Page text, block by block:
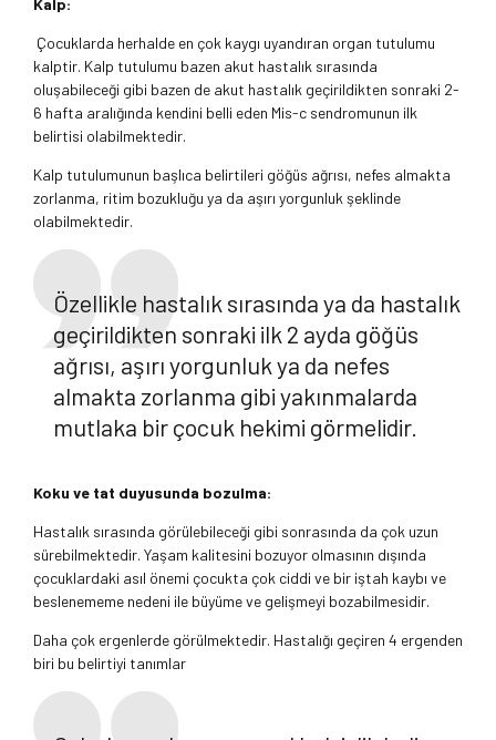
Çocuklarda herhalde en çok kaygı uyandıran organ tutulumu
kalptir. Kalp tutulumu bazen akut hastalık sırasında
oluşabileceği gibi bazen de akut hastalık geçirildikten sonraki 2-
6 hafta aralığında kendini belli eden Mis-c sendromunun ilk
belirtisi olabilmektedir.
Kalp tutulumunun başlıca belirtileri göğüs ağrısı, nefes almakta
zorlanma, ritim bozukluğu ya da aşırı yorgunluk şeklinde
olabilmektedir.
Özellikle hastalık sırasında ya da hastalık
geçirildikten sonraki ilk 2 ayda göğüs
ağrısı, aşırı yorgunluk ya da nefes
almakta zorlanma gibi yakınmalarda
mutlaka bir çocuk hekimi görmelidir.
Koku ve tat duyusunda bozulma:
Hastalık sırasında görülebileceği gibi sonrasında da çok uzun
sürebilmektedir. Yaşam kalitesini bozuyor olmasının dışında
çocuklardaki asıl önemi çocukta çok ciddi ve bir iştah kaybı ve
beslenememe nedeni ile büyüme ve gelişmeyi bozabilmesidir.
Daha çok ergenlerde görülmektedir. Hastalığı geçiren 4 ergenden
biri bu belirtiyi tanımlar